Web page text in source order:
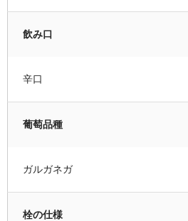
飲み口
辛口
葡萄品種
ガルガネガ
栓の仕様